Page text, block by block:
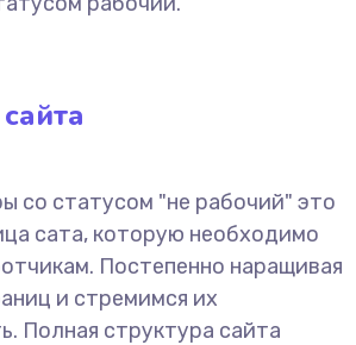
со статусом "не рабочий" это
сата, которую необходимо
Постепенно наращивая
и стремимся их
Полная структура сайта